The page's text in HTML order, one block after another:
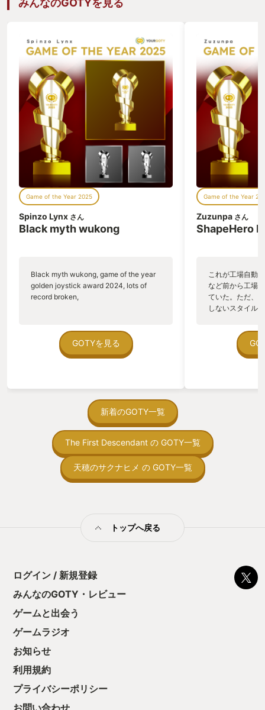
報告してひと笑いしてます。 私も会社員
えてとても嬉しいです。 そして、今年発
売されたモンスターハンターワイルズは
クロスプラットホームでPCしかない私
も無事に最初からいつもの狩友5名と禁
足地に降り立ちました。今回は子供産ま
れた！と聞いてみんなでおめでとうと祝
ったらり、彼氏と同棲して引っ越し大変
だったり、彼女との同棲を隠していたけ
どすぐにバレたりなどいつも通りのモン
ハンでした。いつもと同じ賑やかなボイ
チャですが子供が泣いてる声が聞こえる
とキャンプに帰ってすぐにみてあげなと
みんなに言われて母が走り出して応援し
てました。 今はみんなそれぞれのゲーム
ライフだったり子育てだったり元の生活
デートが来年になるのか再来年になるの
かわかりませんがモンハンが新しく発売
す。
大きくして先日
た。おじちゃん
ったのと聞かれ
バルで作ったよ
と初めての
一緒にマイクラ
を持っていなか
にできないの？
買うから一緒に
自分が子供の時
がなかったので
験になればいい
おもろいおじち
クラの知識を少
した。
Game of the Year 2025
Spinzo Lynx さん
Black myth wukong
Black myth wukong, game of the year
golden joystick award 2024, lots of
record broken,
GOTYを見る
Game of the Year
Zuzunpa さん
ShapeHero
これが工場自動
など前から工場
ていた。ただ、
しないスタイル
ていた。 ただ
在を知ってから
う。気になる。
トコンベアの配
ん！このゲーム
向けか？という
う気持ちを揺る
後の報酬で「こ
ちゃうじゃぁん
新着のGOTY一覧
The First Descendant の GOTY一覧
天穂のサクナヒメ の GOTY一覧
トップへ戻る
ログイン / 新規登録
みんなのGOTY・レビュー
ゲームと出会う
ゲームラジオ
お知らせ
利用規約
プライバシーポリシー
お問い合わせ